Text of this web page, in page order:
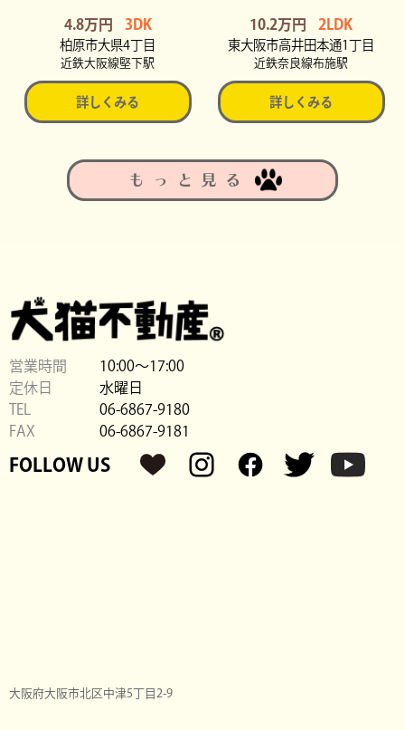
4.8万円 3DK
柏原市大県4丁目
近鉄大阪線堅下駅
詳しくみる
10.2万円 2LDK
東大阪市高井田本通1丁目
近鉄奈良線布施駅
詳しくみる
もっと見る
営業時間
10:00〜17:00
定休日
水曜日
TEL
06-6867-9180
FAX
06-6867-9181
FOLLOW US
大阪府大阪市北区中津5丁目2-9